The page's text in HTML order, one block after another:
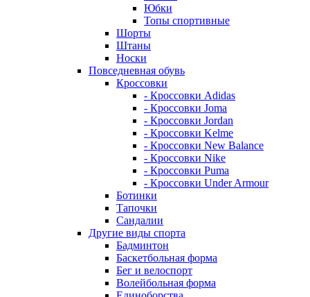
Юбки
Топы спортивные
Шорты
Штаны
Носки
Повседневная обувь
Кроссовки
- Кроссовки Adidas
- Кроссовки Joma
- Кроссовки Jordan
- Кроссовки Kelme
- Кроссовки New Balance
- Кроссовки Nike
- Кроссовки Puma
- Кроссовки Under Armour
Ботинки
Тапочки
Сандалии
Другие виды спорта
Бадминтон
Баскетбольная форма
Бег и велоспорт
Волейбольная форма